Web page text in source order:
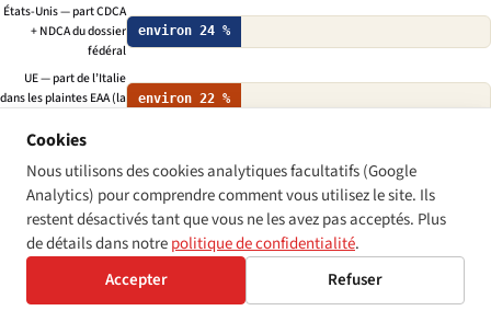
États-Unis — part CDCA
+ NDCA du dossier
fédéral
environ 24 %
UE — part de l’Italie
dans les plaintes EAA (la
environ 22 %
UE — part de
l’Allemagne dans les
plaintes EAA
environ 18 %
UE — part de la France
dans les plaintes EAA
environ 14 %
Royaume-Uni — part de
Londres / Sud-Est dans
environ 55 %
Cookies
Nous utilisons des cookies analytiques facultatifs (Google
Analytics) pour comprendre comment vous utilisez le site. Ils
restent désactivés tant que vous ne les avez pas acceptés. Plus
de détails dans notrepolitique de confidentialité.
Accepter
Refuser